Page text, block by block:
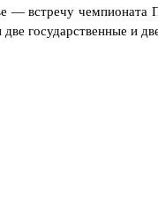
— встречу
государственные и